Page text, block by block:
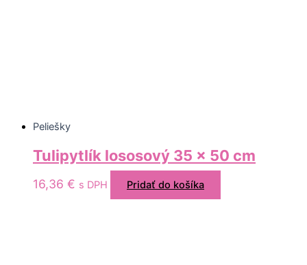
Peliešky
Tulipytlík lososový 35 x 50 cm
16,36 € s DPH Pridať do košíka